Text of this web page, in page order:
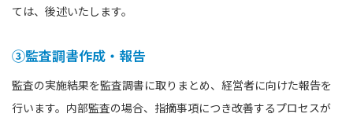
ては、後述いたします。
③監査調書作成・報告
監査の実施結果を監査調書に取りまとめ、経営者に向けた報告を
行います。内部監査の場合、指摘事項につき改善するプロセスが